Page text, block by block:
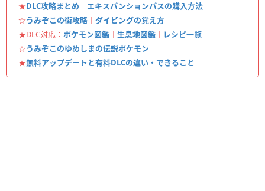
★DLC攻略まとめ ｜ エキスパンションパスの購入方法
☆うみぞこの街攻略 ｜ ダイビングの覚え方
★DLC対応： ポケモン図鑑 ｜ 生息地図鑑 ｜ レシピ一覧
☆うみぞこのゆめしまの伝説ポケモン
★無料アップデートと有料DLCの違い・できること